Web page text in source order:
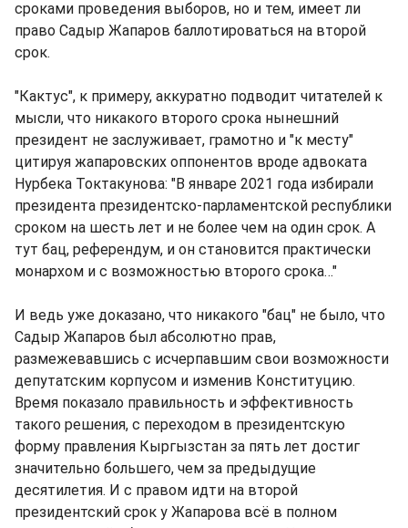
сроками проведения выборов, но и тем, имеет ли
право Садыр Жапаров баллотироваться на второй
срок.
"Кактус", к примеру, аккуратно подводит читателей к
мысли, что никакого второго срока нынешний
президент не заслуживает, грамотно и "к месту"
цитируя жапаровских оппонентов вроде адвоката
Нурбека Токтакунова: "В январе 2021 года избирали
президента президентско-парламентской республики
сроком на шесть лет и не более чем на один срок. А
тут бац, референдум, и он становится практически
монархом и с возможностью второго срока…"
И ведь уже доказано, что никакого "бац" не было, что
Садыр Жапаров был абсолютно прав,
размежевавшись с исчерпавшим свои возможности
депутатским корпусом и изменив Конституцию.
Время показало правильность и эффективность
такого решения, с переходом в президентскую
форму правления Кыргызстан за пять лет достиг
значительно большего, чем за предыдущие
десятилетия. И с правом идти на второй
президентский срок у Жапарова всё в полном